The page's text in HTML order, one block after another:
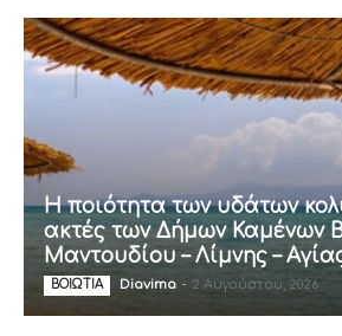
Η ποιότητα των υδάτων
ακτές των Δήμων Καμένων
Μαντουδίου – Λίμνης –
ΒΟΙΩΤΙΑ Diavima - 2 Αυγούστου, 2026